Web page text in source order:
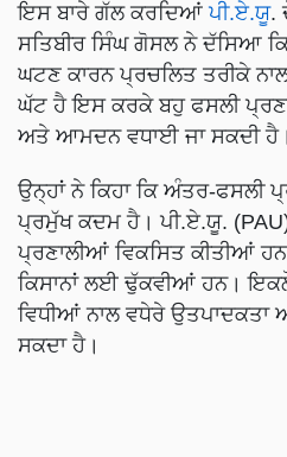
ਇਸ ਬਾਰੇ ਗੱਲ ਕਰਦਿਆਂਪੀ.ਏ.ਯੂ.
ਸਤਿਬੀਰ ਸਿੰਘ ਗੋਸਲ ਨੇ ਦੱਸਿਆ ਕਿ
ਘਟਣ ਕਾਰਨ ਪ੍ਰਚਲਿਤ ਤਰੀਕੇ
ਘੱਟ ਹੈ ਇਸ ਕਰਕੇ ਬਹੁ ਫਸਲੀ
ਅਤੇ ਆਮਦਨ ਵਧਾਈ ਜਾ ਸਕਦੀ ਹੈ।
ਉਨ੍ਹਾਂ ਨੇ ਕਿਹਾ ਕਿ ਅੰਤਰ-ਫਸਲੀ
ਪ੍ਰਮੁੱਖ ਕਦਮ ਹੈ। ਪੀ.ਏ.ਯੂ.
ਪ੍ਰਣਾਲੀਆਂ ਵਿਕਸਿਤ ਕੀਤੀਆਂ
ਕਿਸਾਨਾਂ ਲਈ ਢੁੱਕਵੀਆਂ ਹਨ।
ਵਿਧੀਆਂ ਨਾਲ ਵਧੇਰੇ ਉਤਪਾਦਕਤਾ
ਸਕਦਾ ਹੈ।